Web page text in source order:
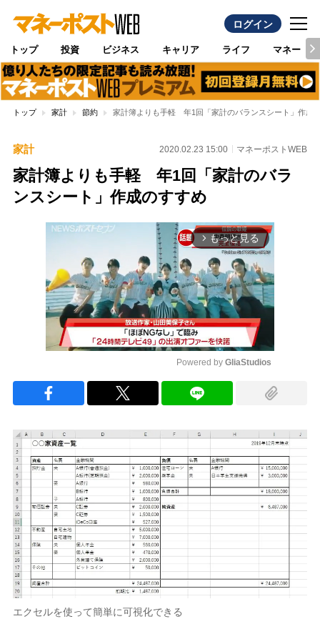
ログイン
トップ 投資 ビジネス キャリア ライフ マネー
トップ 家計 節約 家計簿よりも手軽 年1回「家計のバランスシート」作成
家計 2020.02.23 15:00 マネーポストWEB
家計簿よりも手軽 年1回「家計のバラ
ンスシート」作成のすすめ
arrow_forward_ios もっと見る
Powered by GliaStudios
エクセルを使って簡単に可視化できる